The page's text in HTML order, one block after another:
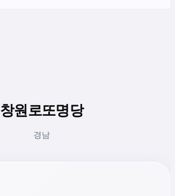
창원로또명당
경남